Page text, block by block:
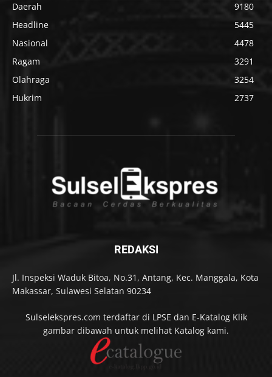
Daerah
9180
Headline
5445
Nasional
4478
Ragam
3291
Olahraga
3254
Hukrim
2737
REDAKSI
Jl. Inspeksi Waduk Bitoa, No.31, Antang, Kec. Manggala, Kota
Makassar, Sulawesi Selatan 90234
Sulselekspres.com terdaftar di LPSE dan E-Katalog Klik
gambar dibawah untuk melihat Katalog kami.